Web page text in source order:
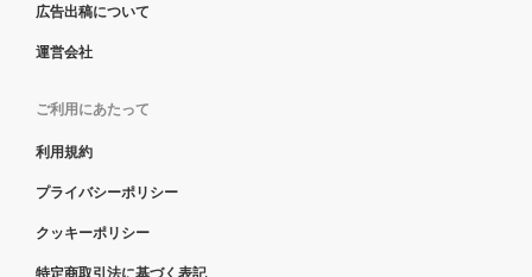
広告出稿について
運営会社
ご利用にあたって
利用規約
プライバシーポリシー
クッキーポリシー